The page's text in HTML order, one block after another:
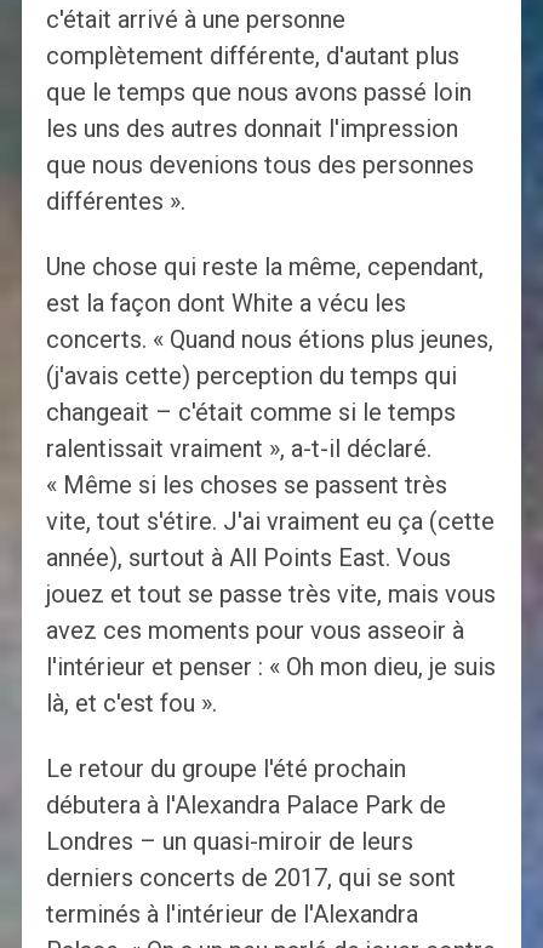
c'était arrivé à une personne
complètement différente, d'autant plus
que le temps que nous avons passé loin
les uns des autres donnait l'impression
que nous devenions tous des personnes
différentes ».
Une chose qui reste la même, cependant,
est la façon dont White a vécu les
concerts. « Quand nous étions plus jeunes,
(j'avais cette) perception du temps qui
changeait – c'était comme si le temps
ralentissait vraiment », a-t-il déclaré.
« Même si les choses se passent très
vite, tout s'étire. J'ai vraiment eu ça (cette
année), surtout à All Points East. Vous
jouez et tout se passe très vite, mais vous
avez ces moments pour vous asseoir à
l'intérieur et penser : « Oh mon dieu, je suis
là, et c'est fou ».
Le retour du groupe l'été prochain
débutera à l'Alexandra Palace Park de
Londres – un quasi-miroir de leurs
derniers concerts de 2017, qui se sont
terminés à l'intérieur de l'Alexandra